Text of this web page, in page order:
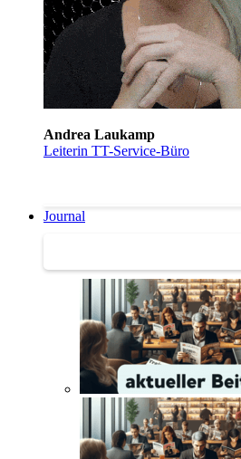
Andrea Laukamp
Leiterin TT-Service-Büro
Journal